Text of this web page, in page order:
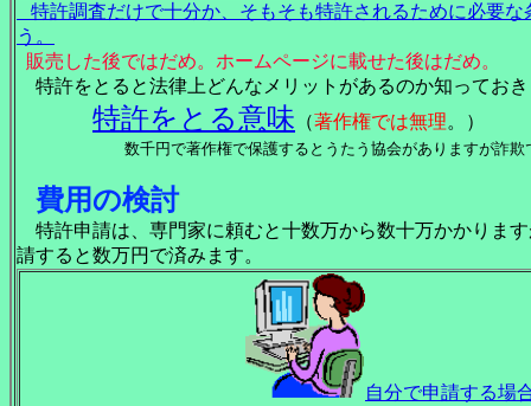
特許調査だけで十分か、そもそも特許されるために必要
う。
販売した後ではだめ。ホームページに載せた後はだめ。
特許をとると法律上どんなメリットがあるのか知ってお
特許をとる意味 （著作権では無理。 ）
数千円で著作権で保護するとうたう協会がありますが詐欺で
費用の検討
特許申請は、専門家に頼むと十数万から数十万かかりま
請すると数万円で済みます。
自分で申請する場